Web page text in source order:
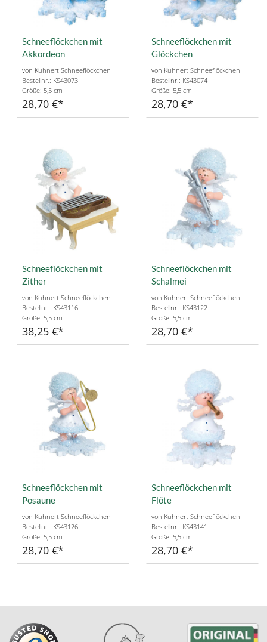
Schneeflöckchen mit
Akkordeon
von Kuhnert Schneeflöckchen
Bestellnr.: KS43073
Größe: 5,5 cm
28,70 €
Schneeflöckchen mit
Glöckchen
von Kuhnert Schneeflöckchen
Bestellnr.: KS43074
Größe: 5,5 cm
28,70 €
Schneeflöckchen mit
Zither
von Kuhnert Schneeflöckchen
Bestellnr.: KS43116
Größe: 5,5 cm
38,25 €
Schneeflöckchen mit
Schalmei
von Kuhnert Schneeflöckchen
Bestellnr.: KS43122
Größe: 5,5 cm
28,70 €
Schneeflöckchen mit
Posaune
von Kuhnert Schneeflöckchen
Bestellnr.: KS43126
Größe: 5,5 cm
28,70 €
Schneeflöckchen mit
Flöte
von Kuhnert Schneeflöckchen
Bestellnr.: KS43141
Größe: 5,5 cm
28,70 €